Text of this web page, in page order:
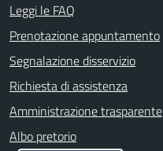
Leggi le FAQ
Prenotazione appuntamento
Segnalazione disservizio
Richiesta di assistenza
Amministrazione trasparente
Albo pretorio